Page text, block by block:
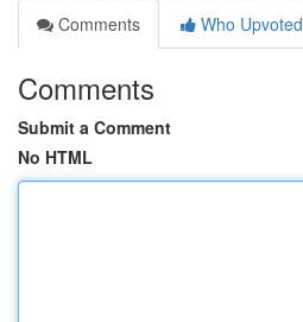
Comments
Who Upvoted
Comments
Submit a Comment
No HTML